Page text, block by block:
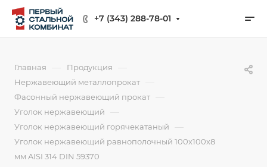
+7 (343) 288-78-01
Главная — Продукция —
Нержавеющий металлопрокат —
Фасонный нержавеющий прокат —
Уголок нержавеющий —
Уголок нержавеющий горячекатаный —
Уголок нержавеющий равнополочный 100х100х8
мм AISI 314 DIN 59370